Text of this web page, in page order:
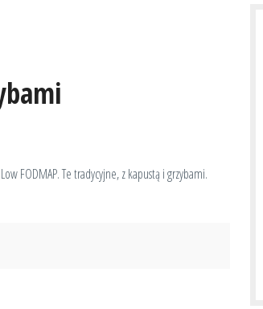
FODMAP. Te tradycyjne, z kapustą i grzybami.